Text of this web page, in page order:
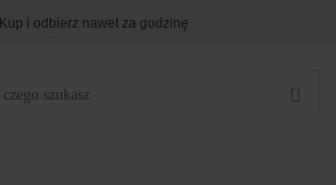
Kup i odbierz nawet za godzinę